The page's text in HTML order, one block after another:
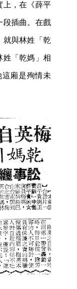
上，在《薛平
段插曲。在戲
就與林姓「乾
姓「乾媽」相
廂是殉情未